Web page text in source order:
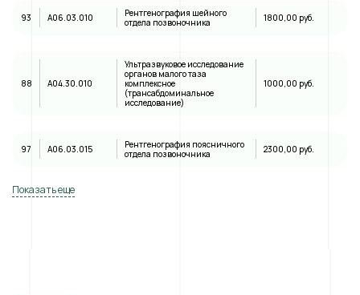
93 A06.03.010
Рентгенография шейного
отдела позвоночника
1800,00 руб.
88 А04.30.010
Ультразвуковое исследование
органов малого таза
комплексное
(трансабдоминальное
исследование)
1000,00 руб.
97 A06.03.015
Рентгенография поясничного
отдела позвоночника
2300,00 руб.
Показать еще